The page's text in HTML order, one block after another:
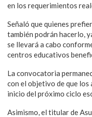
en los requerimientos
Señaló que quienes
también podrán hacerlo,
se llevará a cabo
centros educativos
La convocatoria
con el objetivo de que los
inicio del próximo ciclo
Asimismo, el titular de